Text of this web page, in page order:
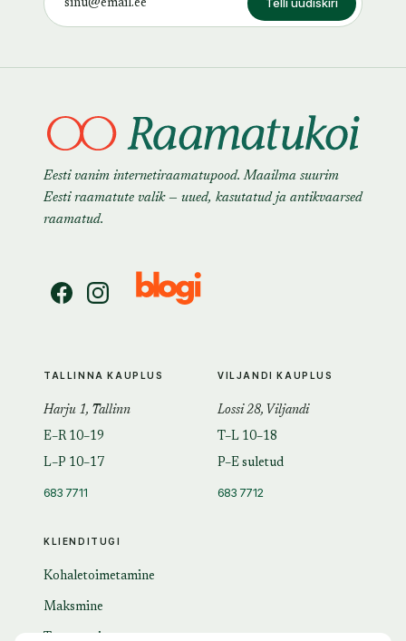
Eesti vanim internetiraamatupood. Maailma suurim
Eesti raamatute valik — uued, kasutatud ja antikvaarsed
raamatud.
KLIENDITUGI
Kohaletoimetamine
Maksmine
TALLINNA KAUPLUS
Harju 1, Tallinn
E–R 10–19
L–P 10–17
683 7711
VILJANDI KAUPLUS
Lossi 28, Viljandi
T–L 10–18
P–E suletud
683 7712